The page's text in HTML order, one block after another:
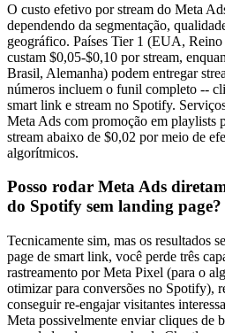
O custo efetivo por stream do Meta
dependendo da segmentação,
geográfico. Países Tier 1 (EUA,
custam $0,05-$0,10 por stream,
Brasil, Alemanha) podem entregar
números incluem o funil completo --
smart link e stream no Spotify.
Meta Ads com promoção em playlists
stream abaixo de $0,02 por meio de
algorítmicos.
Posso rodar Meta Ads
do Spotify sem landing page?
Tecnicamente sim, mas os resultados
page de smart link, você perde três
rastreamento por Meta Pixel (para o
otimizar para conversões no Spotify),
conseguir re-engajar visitantes
Meta possivelmente enviar cliques de